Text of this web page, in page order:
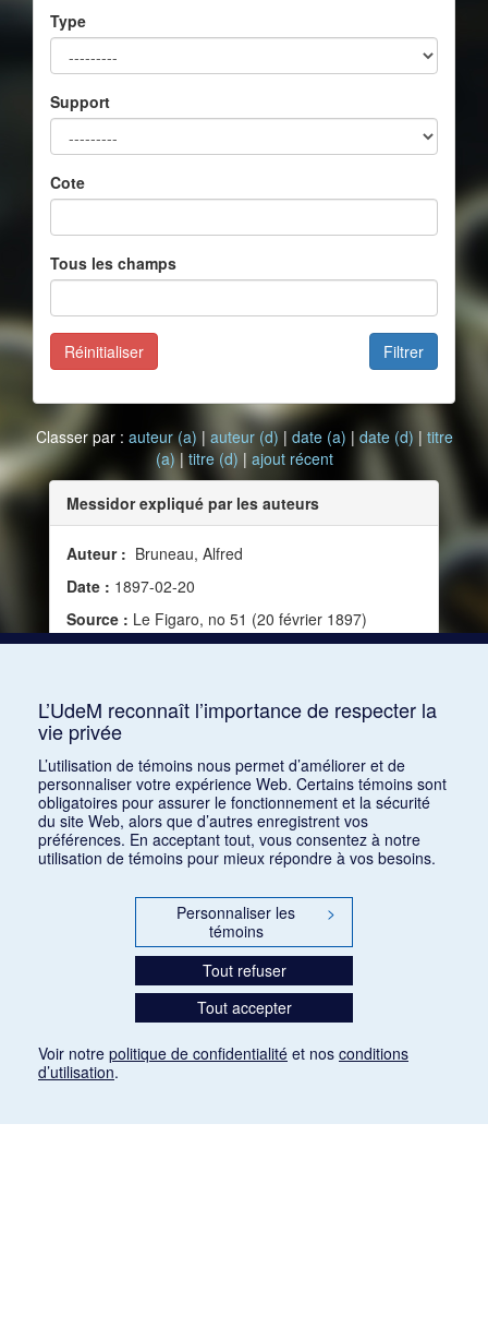
Type
Support
Cote
Tous les champs
Filtrer
Réinitialiser
Classer par : auteur (a) | auteur (d) | date (a) | date (d) | titre
(a)| titre (d) | ajout récent
Messidor expliqué par les auteurs
Auteur : Bruneau, Alfred
Date : 1897-02-20
Source : Le Figaro, no 51 (20 février 1897)
L’UdeM reconnaît l’importance de respecter la
vie privée
L’utilisation de témoins nous permet d’améliorer et de
personnaliser votre expérience Web. Certains témoins sont
obligatoires pour assurer le fonctionnement et la sécurité
du site Web, alors que d’autres enregistrent vos
préférences. En acceptant tout, vous consentez à notre
utilisation de témoins pour mieux répondre à vos besoins.
Personnaliser les
témoins
>
Tout refuser
Tout accepter
Voir notre politique de confidentialité et nos conditions
d’utilisation.